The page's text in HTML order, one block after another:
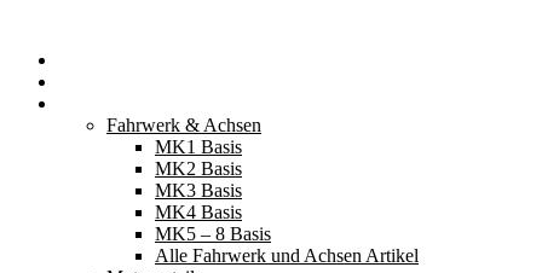
Fahrwerk & Achsen
MK1 Basis
MK2 Basis
MK3 Basis
MK4 Basis
MK5 – 8 Basis
Alle Fahrwerk und Achsen Artikel